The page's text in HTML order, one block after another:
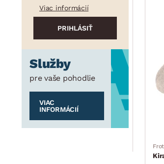
Viac informácií
Služby
pre vaše pohodlie
VIAC
INFORMÁCIÍ